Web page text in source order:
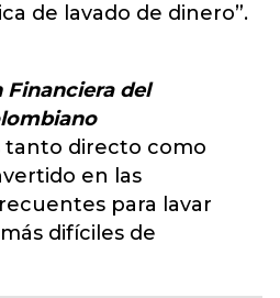
de lavado de dinero”.
Financiera del
tanto directo como
en las
para lavar
difíciles de